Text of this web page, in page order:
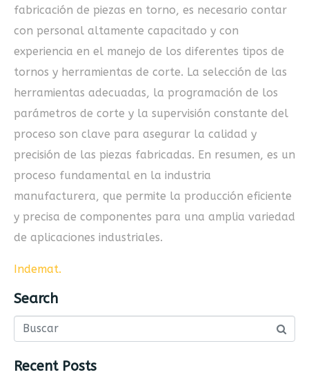
fabricación de piezas en torno, es necesario contar
con personal altamente capacitado y con
experiencia en el manejo de los diferentes tipos de
tornos y herramientas de corte. La selección de las
herramientas adecuadas, la programación de los
parámetros de corte y la supervisión constante del
proceso son clave para asegurar la calidad y
precisión de las piezas fabricadas. En resumen, es un
proceso fundamental en la industria
manufacturera, que permite la producción eficiente
y precisa de componentes para una amplia variedad
de aplicaciones industriales.
Indemat.
Search
Recent Posts